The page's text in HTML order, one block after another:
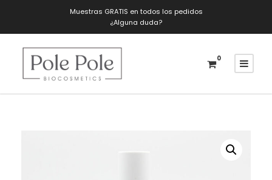
Muestras GRATIS en todos los pedidos
¿Alguna duda?
0